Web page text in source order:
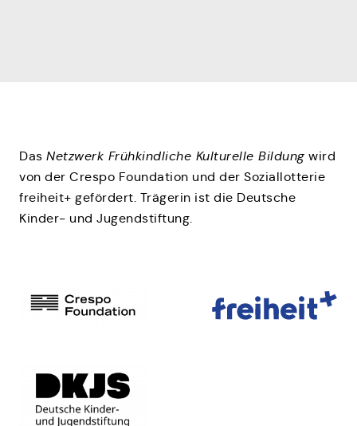
Das Netzwerk Frühkindliche Kulturelle Bildung wird
von der Crespo Foundation und der Soziallotterie
freiheit+ gefördert. Trägerin ist die Deutsche
Kinder- und Jugendstiftung.